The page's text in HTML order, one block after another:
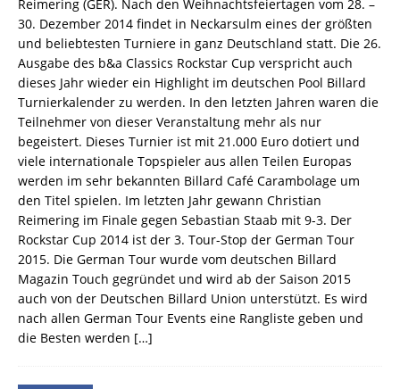
Reimering (GER). Nach den Weihnachtsfeiertagen vom 28. –
30. Dezember 2014 findet in Neckarsulm eines der größten
und beliebtesten Turniere in ganz Deutschland statt. Die 26.
Ausgabe des b&a Classics Rockstar Cup verspricht auch
dieses Jahr wieder ein Highlight im deutschen Pool Billard
Turnierkalender zu werden. In den letzten Jahren waren die
Teilnehmer von dieser Veranstaltung mehr als nur
begeistert. Dieses Turnier ist mit 21.000 Euro dotiert und
viele internationale Topspieler aus allen Teilen Europas
werden im sehr bekannten Billard Café Carambolage um
den Titel spielen. Im letzten Jahr gewann Christian
Reimering im Finale gegen Sebastian Staab mit 9-3. Der
Rockstar Cup 2014 ist der 3. Tour-Stop der German Tour
2015. Die German Tour wurde vom deutschen Billard
Magazin Touch gegründet und wird ab der Saison 2015
auch von der Deutschen Billard Union unterstützt. Es wird
nach allen German Tour Events eine Rangliste geben und
die Besten werden […]